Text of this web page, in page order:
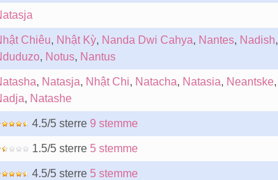
Chiêu, Nhật Kỳ, Nanda Dwi Cahya, Nantes, Nadish,
, Notus, Nantus
, Natasja, Nhật Chi, Natacha, Natasia, Neantske,
, Natashe
4.5/5 sterre 9 stemme
1.5/5 sterre 5 stemme
4.5/5 sterre 5 stemme